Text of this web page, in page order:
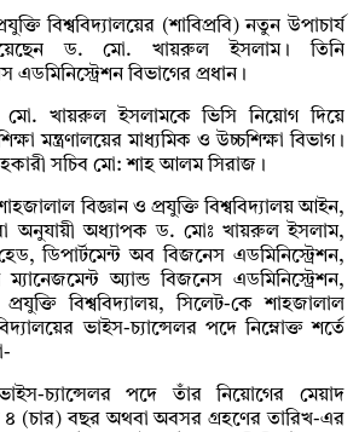
বিশ্ববিদ্যালয়ের (শাবিপ্রবি) নতুন উপাচার্য
ড. মো. খায়রুল ইসলাম। তিনি
এডমিনিস্ট্রেশন বিভাগের প্রধান।
খায়রুল ইসলামকে ভিসি নিয়োগ দিয়ে
মন্ত্রণালয়ের মাধ্যমিক ও উচ্চশিক্ষা বিভাগ।
সচিব মো: শাহ আলম সিরাজ।
বিজ্ঞান ও প্রযুক্তি বিশ্ববিদ্যালয় আইন,
অনুযায়ী অধ্যাপক ড. মোঃ খায়রুল ইসলাম,
ডিপার্টমেন্ট অব বিজনেস এডমিনিস্ট্রেশন,
অ্যান্ড বিজনেস এডমিনিস্ট্রেশন,
বিশ্ববিদ্যালয়, সিলেট-কে শাহজালাল
ভাইস-চ্যান্সেলর পদে নিম্নোক্ত শর্তে
চ্যান্সেলর পদে তাঁর নিয়োগের মেয়াদ
৪ (চার) বছর অথবা অবসর গ্রহণের তারিখ-এর